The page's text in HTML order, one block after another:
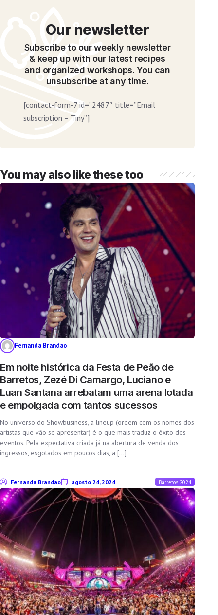
Our newsletter
Subscribe to our weekly newsletter
& keep up with our latest recipes
and organized workshops. You can
unsubscribe at any time.
[contact-form-7 id=”2487″ title=”Email
subscription – Tiny”]
You may also like these too
Fernanda Brandao
Em noite histórica da Festa de Peão de
Barretos, Zezé Di Camargo, Luciano e
Luan Santana arrebatam uma arena lotada
e empolgada com tantos sucessos
No universo do Showbusiness, a lineup (ordem com os nomes dos
artistas que vão se apresentar) é o que mais traduz o êxito dos
eventos. Pela expectativa criada já na abertura de venda dos
ingressos, esgotados em poucos dias, a […]
Fernanda Brandao agosto 24, 2024 Barretos 2024